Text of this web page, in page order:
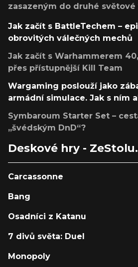
zasazeným do druhé světové
Jak začít s BattleTechem –
obrovitých válečných mechů
Jak začít s Warhammerem
přes přístupnější Kill Team
Wargaming poslouží jako
armádní simulace. Jak s ním
Symbaroum Starter Set –
„švédským DnD“?
Deskové hry -
Carcassonne
Bang
Osadníci z Katanu
7 divů světa: Duel
Monopoly